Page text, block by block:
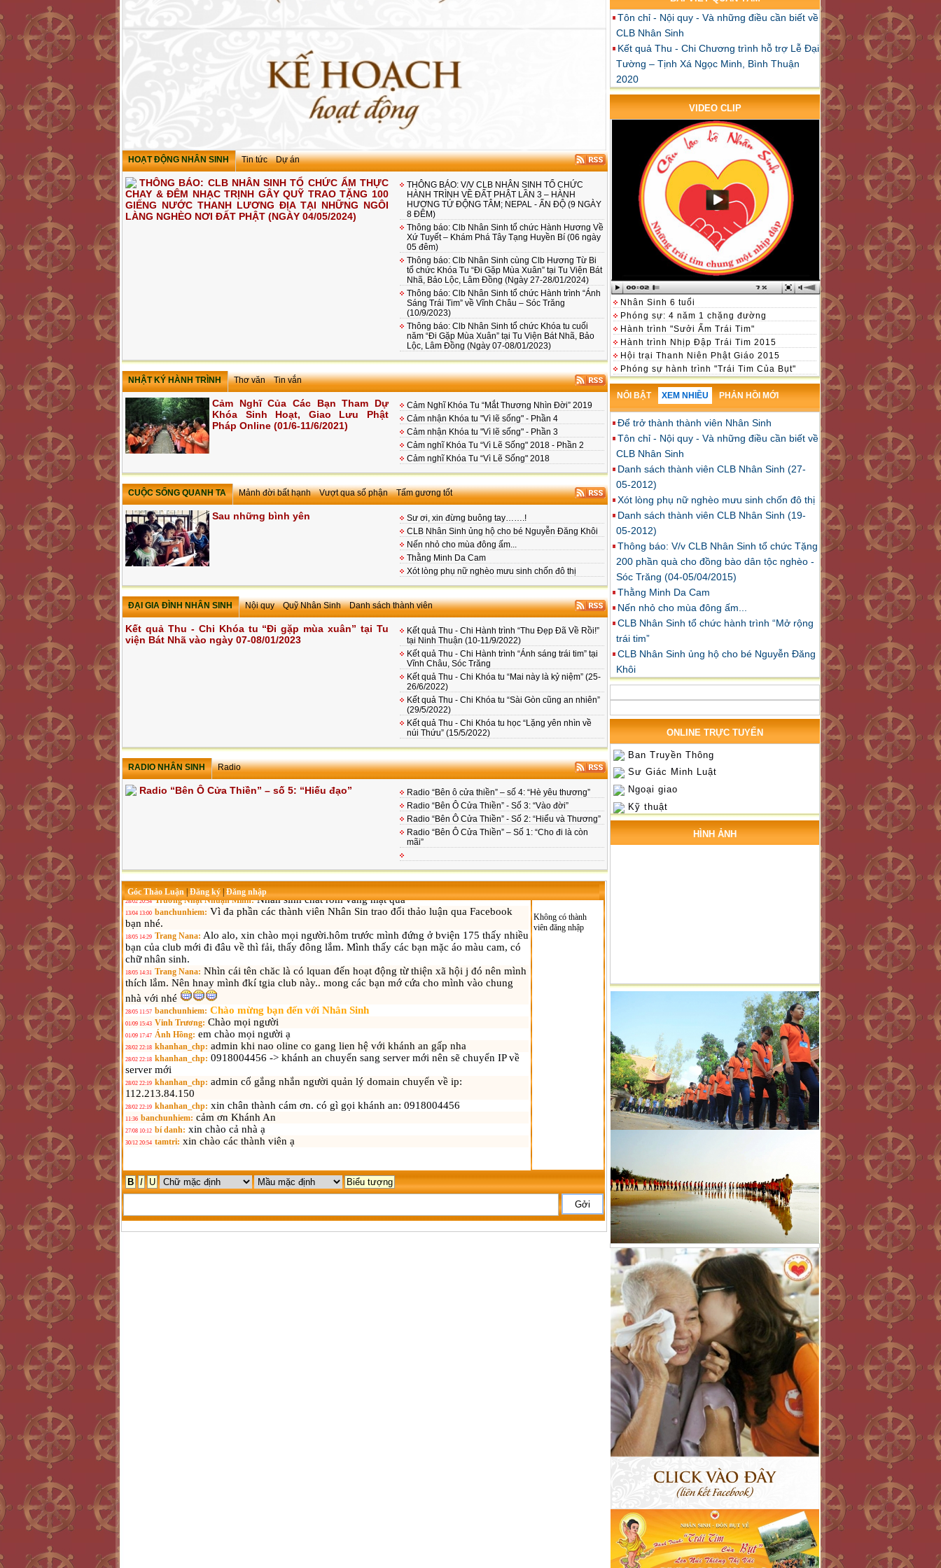
HOẠT ĐỘNG NHÂN SINH Tin tức Dự án
THÔNG BÁO: CLB NHÂN SINH TỔ CHỨC ẨM THỰC
CHAY & ĐÊM NHẠC TRỊNH GÂY QUỸ TRAO TẶNG 100
GIẾNG NƯỚC THANH LƯƠNG ĐỊA TẠI NHỮNG NGÔI
LÀNG NGHÈO NƠI ĐẤT PHẬT (NGÀY 04/05/2024)
THÔNG BÁO: V/V CLB NHÂN SINH TỔ CHỨC
HÀNH TRÌNH VỀ ĐẤT PHẬT LẦN 3 – HÀNH
HƯƠNG TỨ ĐỘNG TÂM; NEPAL - ẤN ĐỘ (9 NGÀY
8 ĐÊM)
Thông báo: Clb Nhân Sinh tổ chức Hành Hương Về
Xứ Tuyết – Khám Phá Tây Tạng Huyền Bí (06 ngày
05 đêm)
Thông báo: Clb Nhân Sinh cùng Clb Hương Từ Bi
tổ chức Khóa Tu “Đi Gặp Mùa Xuân” tại Tu Viện Bát
Nhã, Bảo Lộc, Lâm Đồng (Ngày 27-28/01/2024)
Thông báo: Clb Nhân Sinh tổ chức Hành trình “Ánh
Sáng Trái Tim” về Vĩnh Châu – Sóc Trăng
(10/9/2023)
Thông báo: Clb Nhân Sinh tổ chức Khóa tu cuối
năm “Đi Gặp Mùa Xuân” tại Tu Viện Bát Nhã, Bảo
Lộc, Lâm Đồng (Ngày 07-08/01/2023)
NHẬT KÝ HÀNH TRÌNH Thơ văn Tin vắn
Cảm Nghĩ Của Các Bạn Tham Dự
Khóa Sinh Hoạt, Giao Lưu Phật
Pháp Online (01/6-11/6/2021)
Cảm Nghĩ Khóa Tu “Mắt Thương Nhìn Đời” 2019
Cảm nhận Khóa tu "Vì lẽ sống" - Phần 4
Cảm nhận Khóa tu "Vì lẽ sống" - Phần 3
Cảm nghĩ Khóa Tu “Vì Lẽ Sống" 2018 - Phần 2
Cảm nghĩ Khóa Tu “Vì Lẽ Sống" 2018
CUỘC SỐNG QUANH TA Mảnh đời bất hạnh Vượt qua số phận Tấm gương tốt
Sau những bình yên
Sư ơi, xin đừng buông tay…….!
CLB Nhân Sinh ủng hộ cho bé Nguyễn Đăng Khôi
Nến nhỏ cho mùa đông ấm...
Thằng Minh Da Cam
Xót lòng phụ nữ nghèo mưu sinh chốn đô thị
ĐẠI GIA ĐÌNH NHÂN SINH Nội quy Quỹ Nhân Sinh Danh sách thành viên
Kết quả Thu - Chi Khóa tu “Đi gặp mùa xuân” tại Tu
viện Bát Nhã vào ngày 07-08/01/2023
Kết quả Thu - Chi Hành trình “Thu Đẹp Đã Về Rồi!”
tại Ninh Thuận (10-11/9/2022)
Kết quả Thu - Chi Hành trình “Ánh sáng trái tim” tại
Vĩnh Châu, Sóc Trăng
Kết quả Thu - Chi Khóa tu “Mai này là kỷ niệm” (25-
26/6/2022)
Kết quả Thu - Chi Khóa tu “Sài Gòn cũng an nhiên”
(29/5/2022)
Kết quả Thu - Chi Khóa tu học “Lặng yên nhìn về
núi Thứu” (15/5/2022)
RADIO NHÂN SINH Radio
Radio “Bên Ô Cửa Thiền” – số 5: “Hiếu đạo”
Radio “Bên ô cửa thiền” – số 4: “Hè yêu thương”
Radio “Bên Ô Cửa Thiền” - Số 3: “Vào đời”
Radio “Bên Ô Cửa Thiền” - Số 2: “Hiểu và Thương”
Radio “Bên Ô Cửa Thiền” – Số 1: “Cho đi là còn
mãi”
Tôn chỉ - Nội quy - Và những điều cần biết về
CLB Nhân Sinh
Kết quả Thu - Chi Chương trình hỗ trợ Lễ Đại
Tường – Tịnh Xá Ngọc Minh, Bình Thuận
2020
VIDEO CLIP
Nhân Sinh 6 tuổi
Phóng sự: 4 năm 1 chặng đường
Hành trình "Sưởi Ấm Trái Tim"
Hành trình Nhịp Đập Trái Tim 2015
Hội trại Thanh Niên Phật Giáo 2015
Phóng sự hành trình "Trái Tim Của Bụt"
Phóng sự Trái Tim Mùa Xuân 2015
CLB Nhân Sinh: 3 năm một chặng đường
Phóng sự "Thắp sáng Trái tim"
Phóng sự Nhân Sinh trên PhobolsaTV
NỔI BẬT XEM NHIỀU PHẢN HỒI MỚI
Để trở thành thành viên Nhân Sinh
Tôn chỉ - Nội quy - Và những điều cần biết về
CLB Nhân Sinh
Danh sách thành viên CLB Nhân Sinh (27-
05-2012)
Xót lòng phụ nữ nghèo mưu sinh chốn đô thị
Danh sách thành viên CLB Nhân Sinh (19-
05-2012)
Thông báo: V/v CLB Nhân Sinh tổ chức Tặng
200 phần quà cho đồng bào dân tộc nghèo -
Sóc Trăng (04-05/04/2015)
Thằng Minh Da Cam
Nến nhỏ cho mùa đông ấm...
CLB Nhân Sinh tổ chức hành trình “Mở rộng
trái tim”
CLB Nhân Sinh ủng hộ cho bé Nguyễn Đăng
Khôi
ONLINE TRỰC TUYẾN
Ban Truyền Thông
Sư Giác Minh Luật
Ngoại giao
Kỹ thuật
HÌNH ẢNH